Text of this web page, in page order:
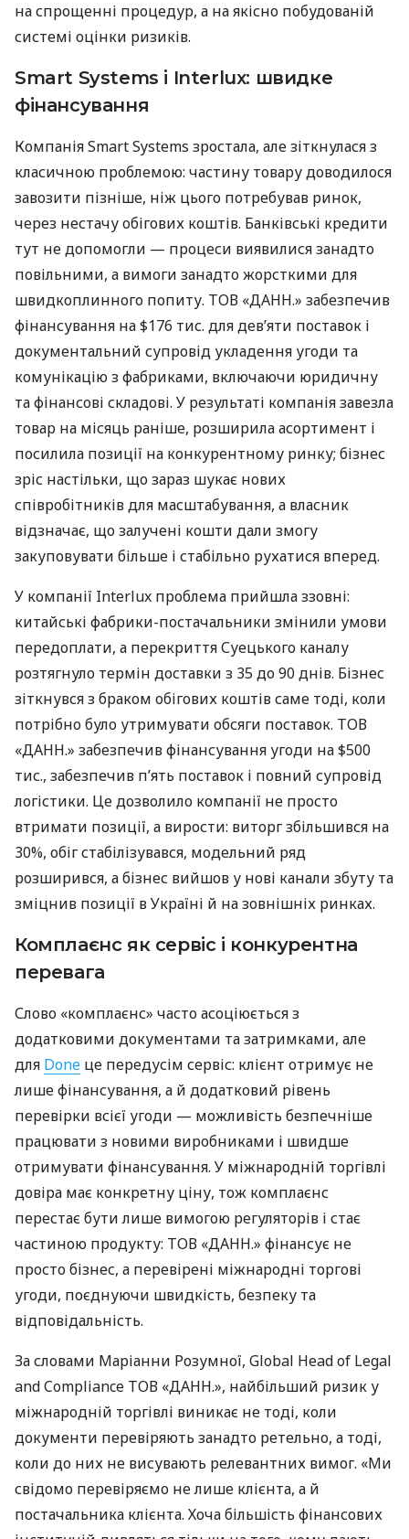
на спрощенні процедур, а на якісно побудованій
системі оцінки ризиків.
Smart Systems і Interlux: швидке
фінансування
Компанія Smart Systems зростала, але зіткнулася з
класичною проблемою: частину товару доводилося
завозити пізніше, ніж цього потребував ринок,
через нестачу обігових коштів. Банківські кредити
тут не допомогли — процеси виявилися занадто
повільними, а вимоги занадто жорсткими для
швидкоплинного попиту. ТОВ «ДАНН.» забезпечив
фінансування на $176 тис. для дев’яти поставок і
документальний супровід укладення угоди та
комунікацію з фабриками, включаючи юридичну
та фінансові складові. У результаті компанія завезла
товар на місяць раніше, розширила асортимент і
посилила позиції на конкурентному ринку; бізнес
зріс настільки, що зараз шукає нових
співробітників для масштабування, а власник
відзначає, що залучені кошти дали змогу
закуповувати більше і стабільно рухатися вперед.
У компанії Interlux проблема прийшла ззовні:
китайські фабрики-постачальники змінили умови
передоплати, а перекриття Суецького каналу
розтягнуло термін доставки з 35 до 90 днів. Бізнес
зіткнувся з браком обігових коштів саме тоді, коли
потрібно було утримувати обсяги поставок. ТОВ
«ДАНН.» забезпечив фінансування угоди на $500
тис., забезпечив п’ять поставок і повний супровід
логістики. Це дозволило компанії не просто
втримати позиції, а вирости: виторг збільшився на
30%, обіг стабілізувався, модельний ряд
розширився, а бізнес вийшов у нові канали збуту та
зміцнив позиції в Україні й на зовнішніх ринках.
Комплаєнс як сервіс і конкурентна
перевага
Слово «комплаєнс» часто асоціюється з
додатковими документами та затримками, але
для Done це передусім сервіс: клієнт отримує не
лише фінансування, а й додатковий рівень
перевірки всієї угоди — можливість безпечніше
працювати з новими виробниками і швидше
отримувати фінансування. У міжнародній торгівлі
довіра має конкретну ціну, тож комплаєнс
перестає бути лише вимогою регуляторів і стає
частиною продукту: ТОВ «ДАНН.» фінансує не
просто бізнес, а перевірені міжнародні торгові
угоди, поєднуючи швидкість, безпеку та
відповідальність.
За словами Маріанни Розумної, Global Head of Legal
and Compliance ТОВ «ДАНН.», найбільший ризик у
міжнародній торгівлі виникає не тоді, коли
документи перевіряють занадто ретельно, а тоді,
коли до них не висувають релевантних вимог. «Ми
свідомо перевіряємо не лише клієнта, а й
постачальника клієнта. Хоча більшість фінансових